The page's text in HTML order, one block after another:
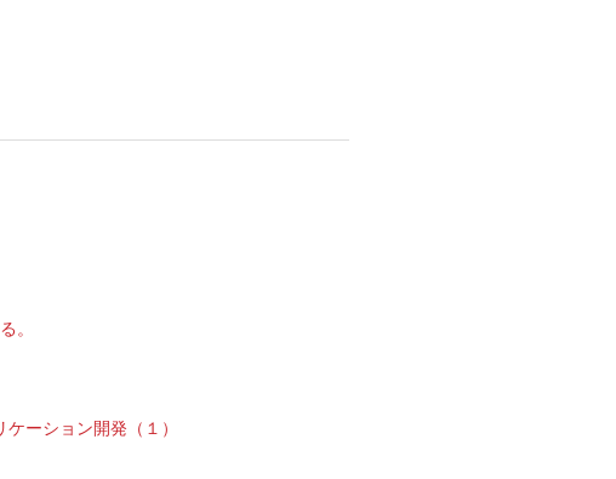
。
ーション開発（１）